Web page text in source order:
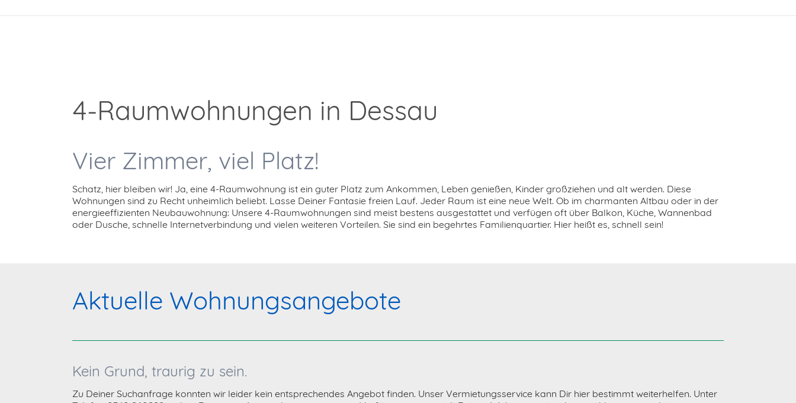
4-Raumwohnungen in Dessau
Vier Zimmer, viel Platz!
Schatz, hier bleiben wir! Ja, eine 4-Raumwohnung ist ein guter Platz zum Ankommen, Leben genießen, Kinder großziehen und alt werden. Diese
Wohnungen sind zu Recht unheimlich beliebt. Lasse Deiner Fantasie freien Lauf. Jeder Raum ist eine neue Welt. Ob im charmanten Altbau oder in der
energieeffizienten Neubauwohnung: Unsere 4-Raumwohnungen sind meist bestens ausgestattet und verfügen oft über Balkon, Küche, Wannenbad
oder Dusche, schnelle Internetverbindung und vielen weiteren Vorteilen. Sie sind ein begehrtes Familienquartier. Hier heißt es, schnell sein!
Aktuelle Wohnungsangebote
Kein Grund, traurig zu sein.
Zu Deiner Suchanfrage konnten wir leider kein entsprechendes Angebot finden. Unser Vermietungsservice kann Dir hier bestimmt weiterhelfen. Unter